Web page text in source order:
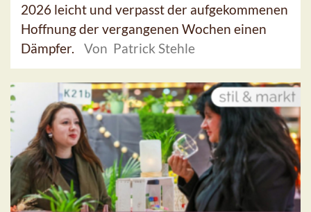
2026 leicht und verpasst der aufgekommenen
Hoffnung der vergangenen Wochen einen
Dämpfer.
Von Patrick Stehle